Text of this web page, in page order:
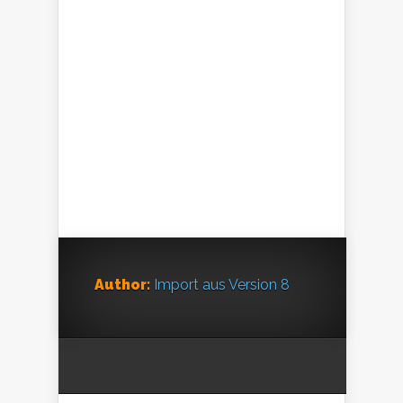
Author: Import aus Version 8